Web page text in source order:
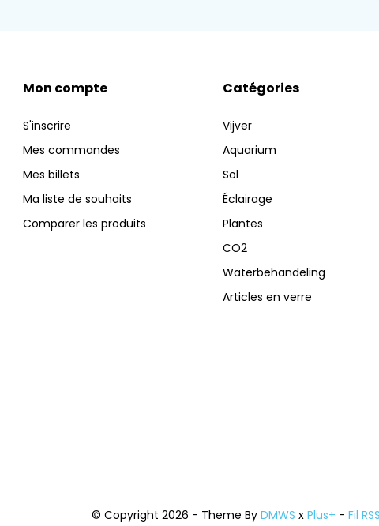
Mon compte
S'inscrire
Mes commandes
Mes billets
Ma liste de souhaits
Comparer les produits
Catégories
Vijver
Aquarium
Sol
Éclairage
Plantes
CO2
Waterbehandeling
Articles en verre
© Copyright 2026 - Theme By DMWS x Plus+ - Fil RSS